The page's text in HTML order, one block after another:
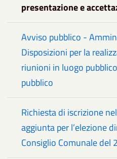
presentazione e
Avviso pubblico -
Disposizioni per la
riunioni in luogo
pubblico
Richiesta di iscrizione
aggiunta per l’elezione
Consiglio Comunale del